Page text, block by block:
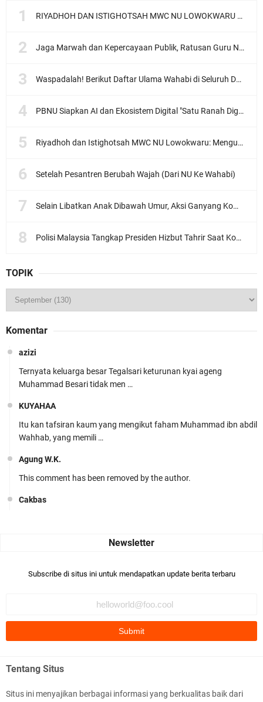
RIYADHOH DAN ISTIGHOTSAH MWC NU LOWOKWARU Menyambut Muktamar NU ke-35, Meneguhkan Sanad Laku Para Muassis
Jaga Marwah dan Kepercayaan Publik, Ratusan Guru Ngaji Kota Malang Serukan Deklarasi Ramah Anak
Waspadalah! Berikut Daftar Ulama Wahabi di Seluruh Dunia dan Karya-karyanya
PBNU Siapkan AI dan Ekosistem Digital "Satu Ranah Digital untuk Ulama", Siap Diluncurkan dalam Waktu Dekat!
Riyadhoh dan Istighotsah MWC NU Lowokwaru: Menguatkan Doa, Menjalin Ukhuwah Menyambut Muktamar NU ke-35
Setelah Pesantren Berubah Wajah (Dari NU Ke Wahabi)
Selain Libatkan Anak Dibawah Umur, Aksi Ganyang Komunis Jadi Sorotan Karena Ada Narasi Halal Sembelih Orang
Polisi Malaysia Tangkap Presiden Hizbut Tahrir Saat Konferensi Pers
TOPIK
Komentar
azizi
Ternyata keluarga besar Tegalsari keturunan kyai ageng
Muhammad Besari tidak men …
KUYAHAA
Itu kan tafsiran kaum yang mengikut faham Muhammad ibn abdil
Wahhab, yang memili …
Agung W.K.
This comment has been removed by the author.
Cakbas
Bismillaah semoga pembuat artikel Alloh berikan pemahaman yg
Ada sejumlah pertanyaan kepada Anda dan jawablah dengan
Subscribe di situs ini untuk mendapatkan update berita terbaru
Tentang Situs
Situs ini menyajikan berbagai informasi yang berkualitas baik dari